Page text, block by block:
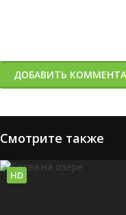
ДОБАВИТЬ
Смотрите также
HD